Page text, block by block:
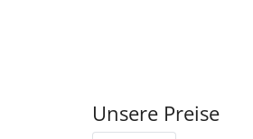
Unsere Preise